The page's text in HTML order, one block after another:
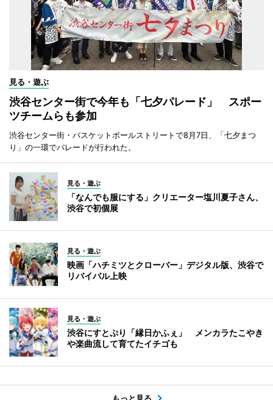
見る・遊ぶ
渋谷センター街で今年も「七夕パレード」 スポー
ツチームらも参加
渋谷センター街・バスケットボールストリートで8月7日、「七夕まつ
り」の一環でパレードが行われた。
見る・遊ぶ
「なんでも服にする」クリエーター塩川夏子さん、
渋谷で初個展
見る・遊ぶ
映画「ハチミツとクローバー」デジタル版、渋谷で
リバイバル上映
見る・遊ぶ
渋谷にすとぷり「縁日かふぇ」 メンカラたこやき
や楽曲流して育てたイチゴも